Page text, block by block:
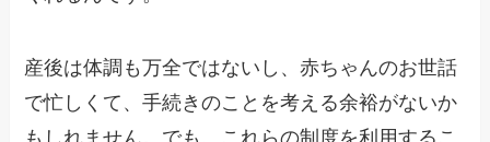
産後は体調も万全ではないし、赤ちゃんのお世話
で忙しくて、手続きのことを考える余裕がないか